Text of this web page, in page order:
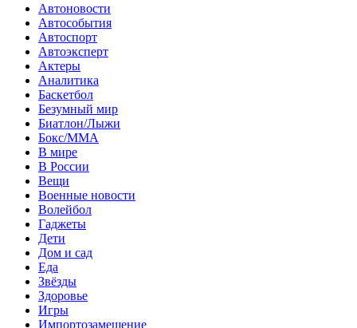
Автоновости
Автособытия
Автоспорт
Автоэксперт
Актеры
Аналитика
Баскетбол
Безумный мир
Биатлон/Лыжи
Бокс/MMA
В мире
В России
Вещи
Военные новости
Волейбол
Гаджеты
Дети
Дом и сад
Еда
Звёзды
Здоровье
Игры
Импортозамещение